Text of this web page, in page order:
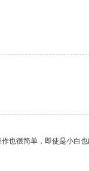
也很简单，即使是小白